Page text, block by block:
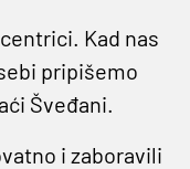
Kad nas
pripišemo
Šveđani.
i zaboravili